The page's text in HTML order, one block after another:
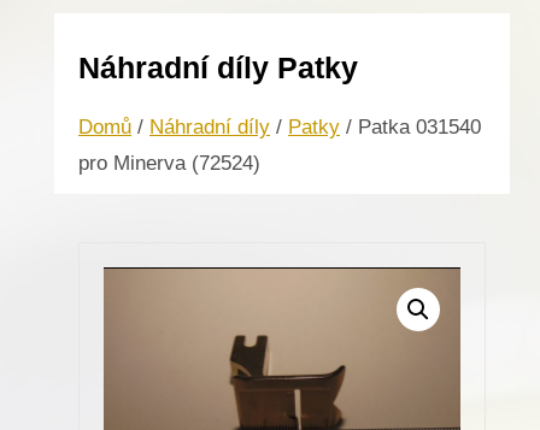
Náhradní díly Patky
Domů / Náhradní díly / Patky / Patka 031540
pro Minerva (72524)